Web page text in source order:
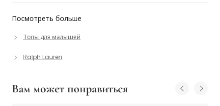
Посмотреть больше
Топы для малышей
Ralph Lauren
Вам может понравиться